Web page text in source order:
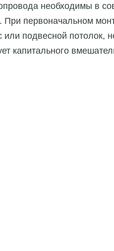
необходимы в
При первоначальном
или подвесной потолок,
капитального